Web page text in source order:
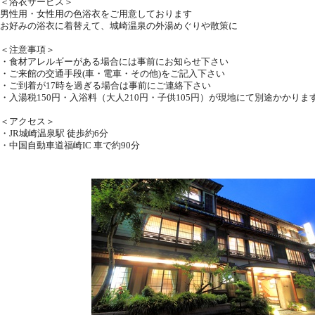
男性用・女性用の色浴衣をご用意しております
お好みの浴衣に着替えて、城崎温泉の外湯めぐりや散策に
＜注意事項＞
・食材アレルギーがある場合には事前にお知らせ下さい
・ご来館の交通手段(車・電車・その他)をご記入下さい
・ご到着が17時を過ぎる場合は事前にご連絡下さい
・入湯税150円・入浴料（大人210円・子供105円）が現地にて別途かかりま
＜アクセス＞
・JR城崎温泉駅 徒歩約6分
・中国自動車道福崎IC 車で約90分